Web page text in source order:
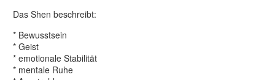
Das Shen beschreibt:
* Bewusstsein
* Geist
* emotionale Stabilität
* mentale Ruhe